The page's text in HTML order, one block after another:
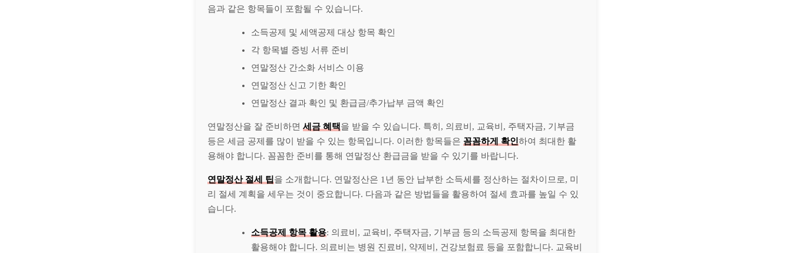
음과 같은 항목들이 포함될 수 있습니다.
소득공제 및 세액공제 대상 항목 확인
각 항목별 증빙 서류 준비
연말정산 간소화 서비스 이용
연말정산 신고 기한 확인
연말정산 결과 확인 및 환급금/추가납부 금액 확인
연말정산을 잘 준비하면 세금 혜택을 받을 수 있습니다. 특히, 의료비, 교육비, 주택자금, 기부금
등은 세금 공제를 많이 받을 수 있는 항목입니다. 이러한 항목들은 꼼꼼하게 확인하여 최대한 활
용해야 합니다. 꼼꼼한 준비를 통해 연말정산 환급금을 받을 수 있기를 바랍니다.
연말정산 절세 팁을 소개합니다. 연말정산은 1년 동안 납부한 소득세를 정산하는 절차이므로, 미
리 절세 계획을 세우는 것이 중요합니다. 다음과 같은 방법들을 활용하여 절세 효과를 높일 수 있
습니다.
소득공제 항목 활용: 의료비, 교육비, 주택자금, 기부금 등의 소득공제 항목을 최대한
활용해야 합니다. 의료비는 병원 진료비, 약제비, 건강보험료 등을 포함합니다. 교육비